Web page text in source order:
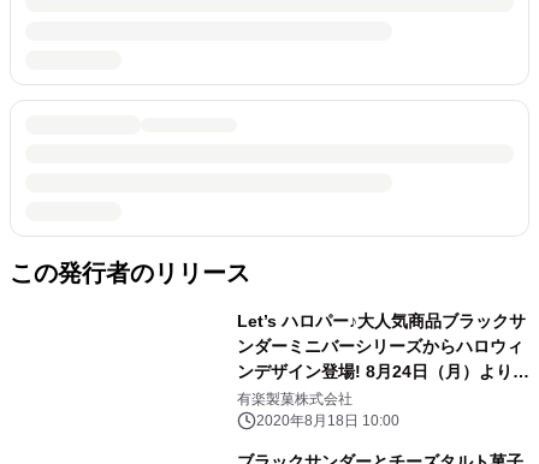
この発行者のリリース
Let’s ハロパー♪大人気商品ブラックサ
ンダーミニバーシリーズからハロウィ
ンデザイン登場! 8月24日（月）より全
国のスーパーマーケット、ドラッグス
トアなどで新発売！
有楽製菓株式会社
2020年8月18日 10:00